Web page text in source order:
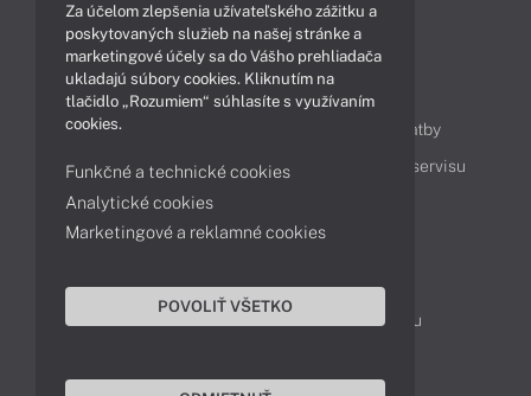
Technológie
Videá
Obsah
Ako nakupovať
Možnosti doručenia a platby
Podpora a servis
Servisné služby Cenník servisu
Kontakty
043 4224 771
Obchodné oddelenie
Reklamácia tovaru
Za účelom zlepšenia užívateľského zážitku a
poskytovaných služieb na našej stránke a
marketingové účely sa do Vášho prehliadača
ukladajú súbory cookies. Kliknutím na
tlačidlo „Rozumiem“ súhlasíte s využívaním
cookies.
Funkčné a technické cookies
Analytické cookies
Marketingové a reklamné cookies
POVOLIŤ VŠETKO